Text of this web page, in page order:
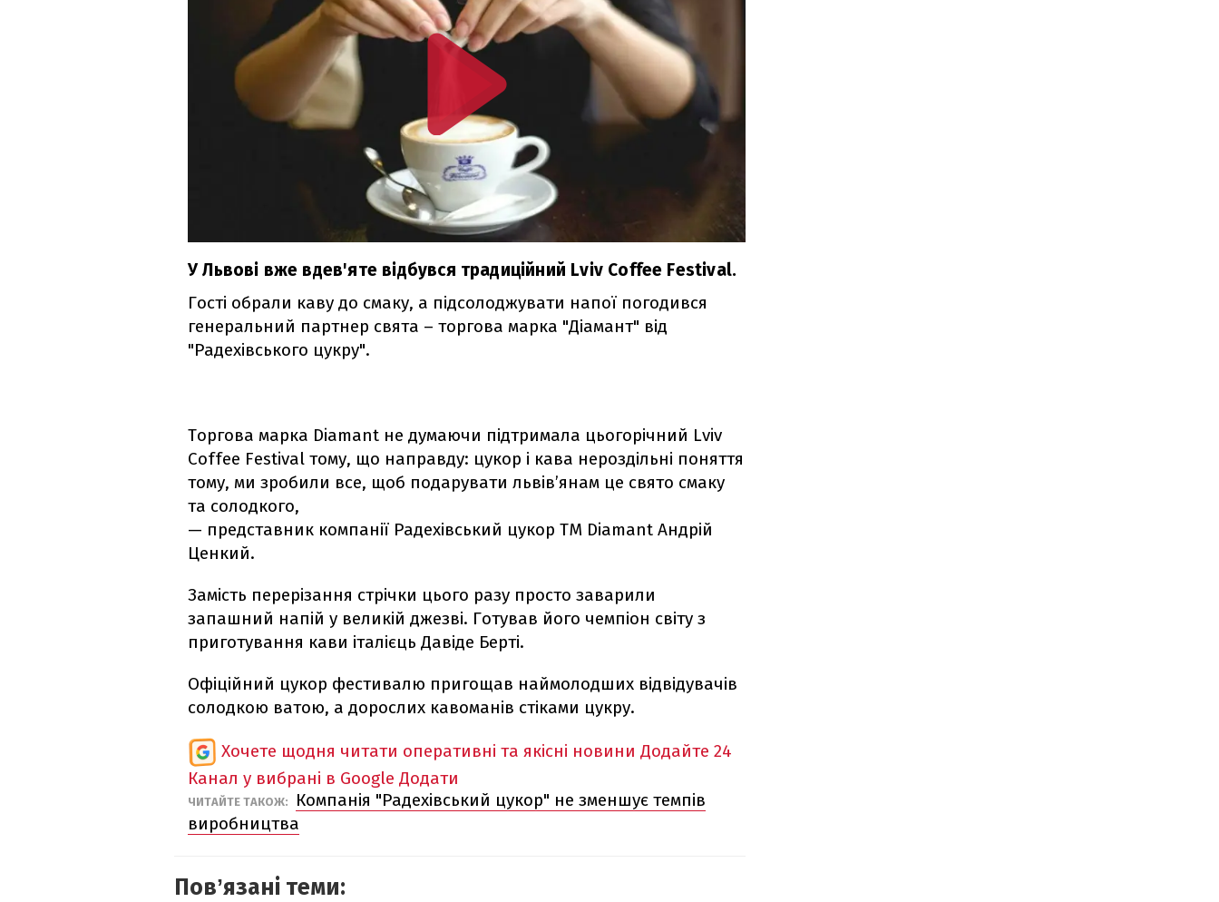
У Львові вже вдев'яте відбувся традиційний Lviv Coffee Festival.
Гості обрали каву до смаку, а підсолоджувати напої погодився
генеральний партнер свята – торгова марка "Діамант" від
"Радехівського цукру".
Торгова марка Diamant не думаючи підтримала цьогорічний Lviv
Coffee Festival тому, що направду: цукор і кава нероздільні поняття
тому, ми зробили все, щоб подарувати львів’янам це свято смаку
та солодкого,
— представник компанії Радехівський цукор ТМ Diamant Андрій
Ценкий.
Замість перерізання стрічки цього разу просто заварили
запашний напій у великій джезві. Готував його чемпіон світу з
приготування кави італієць Давіде Берті.
Офіційний цукор фестивалю пригощав наймолодших відвідувачів
солодкою ватою, а дорослих кавоманів стіками цукру.
Хочете щодня читати оперативні та якісні новини Додайте 24
Канал у вибрані в Google Додати
ЧИТАЙТЕ ТАКОЖ:
Компанія "Радехівський цукор" не зменшує темпів
виробництва
Повʼязані теми: